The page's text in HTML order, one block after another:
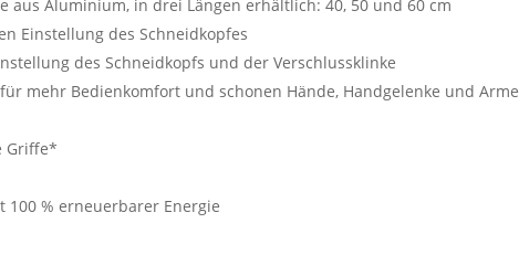
aus Aluminium, in drei Längen erhältlich: 40, 50 und 60 cm
Einstellung des Schneidkopfes
des Schneidkopfs und der Verschlussklinke
mehr Bedienkomfort und schonen Hände, Handgelenke und Arme
Griffe*
100 % erneuerbarer Energie